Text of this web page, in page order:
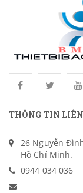
THÔNG TIN
26 Nguyễn
Hồ Chí Minh.
0944 034 036